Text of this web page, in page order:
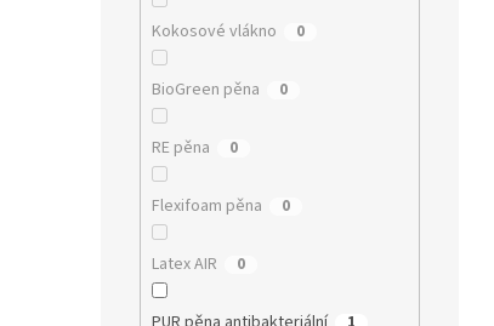
Kokosové vlákno 0
BioGreen pěna 0
RE pěna 0
Flexifoam pěna 0
Latex AIR 0